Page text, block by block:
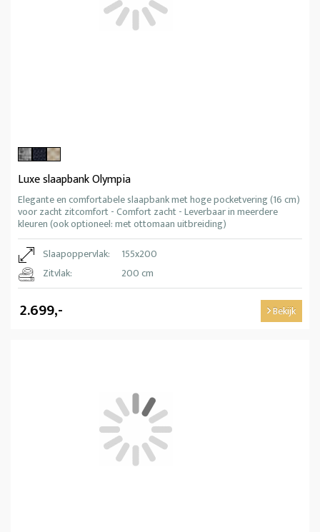
Luxe slaapbank Olympia
Elegante en comfortabele slaapbank met hoge pocketvering (16 cm)
voor zacht zitcomfort - Comfort zacht - Leverbaar in meerdere
kleuren (ook optioneel: met ottomaan uitbreiding)
Slaapoppervlak:
155x200
Zitvlak:
200 cm
2.699,- Bekijk